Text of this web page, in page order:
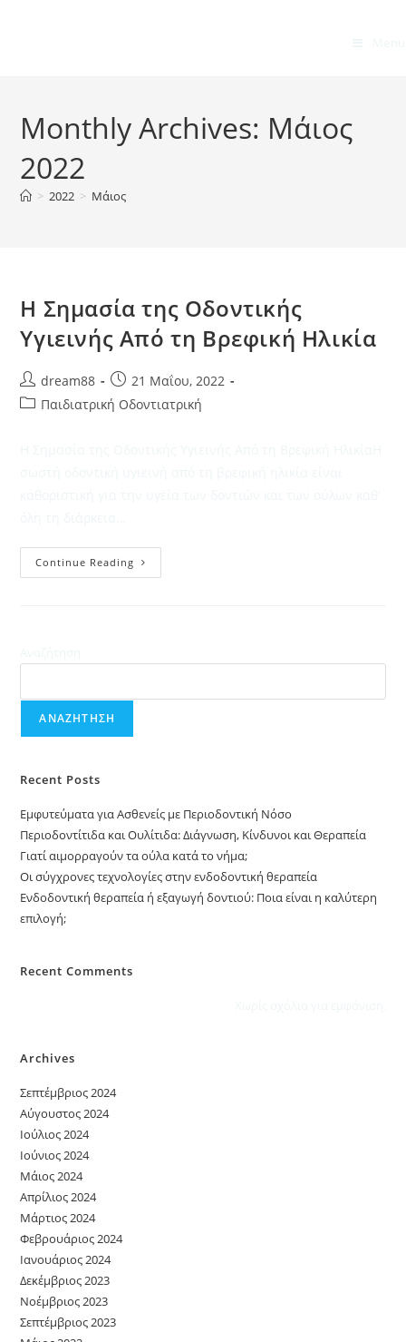
Monthly Archives: Μάιος
2022
> 2022 > Μάιος
Η Σημασία της Οδοντικής
Υγιεινής Από τη Βρεφική Ηλικία
Post
author:
dream88
Post
published:
21 Μαΐου, 2022
PostΠαιδιατρική Οδοντιατρική
Continue Reading Η
Σημασία
Ηλικία
ΑΝΑΖΉΤΗΣΗ
Recent Posts
Εμφυτεύματα για Ασθενείς με Περιοδοντική Νόσο
Περιοδοντίτιδα και Ουλίτιδα: Διάγνωση, Κίνδυνοι και Θεραπεία
Γιατί αιμορραγούν τα ούλα κατά το νήμα;
Οι σύγχρονες τεχνολογίες στην ενδοδοντική θεραπεία
Ενδοδοντική θεραπεία ή εξαγωγή δοντιού: Ποια είναι η καλύτερη
επιλογή;
Recent Comments
Archives
Σεπτέμβριος 2024
Αύγουστος 2024
Ιούλιος 2024
Ιούνιος 2024
Μάιος 2024
Απρίλιος 2024
Μάρτιος 2024
Φεβρουάριος 2024
Ιανουάριος 2024
Δεκέμβριος 2023
Νοέμβριος 2023
Σεπτέμβριος 2023